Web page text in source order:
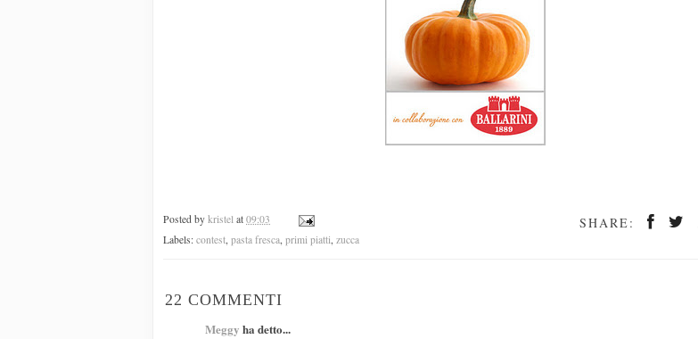
SHARE:
Posted by kristel at 09:03
Labels: contest, pasta fresca, primi piatti, zucca
22 COMMENTI
Meggy ha detto...